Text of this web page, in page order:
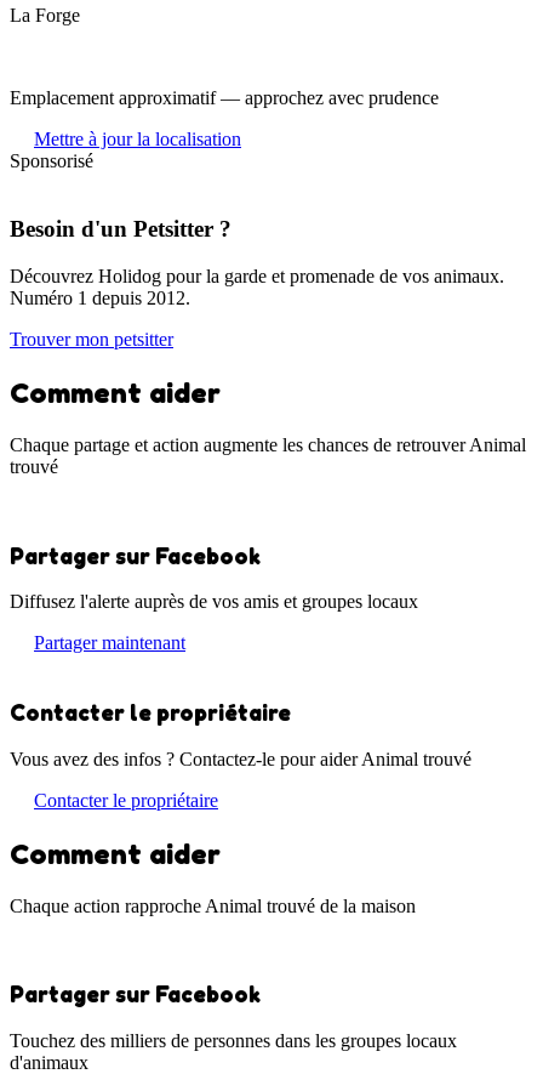
La Forge
Emplacement approximatif — approchez avec prudence
Mettre à jour la localisation
Sponsorisé
Besoin d'un Petsitter ?
Découvrez Holidog pour la garde et promenade de vos animaux.
Numéro 1 depuis 2012.
Trouver mon petsitter
Comment aider
Chaque partage et action augmente les chances de retrouver Animal
trouvé
Partager sur Facebook
Diffusez l'alerte auprès de vos amis et groupes locaux
Partager maintenant
Contacter le propriétaire
Vous avez des infos ? Contactez-le pour aider Animal trouvé
Contacter le propriétaire
Comment aider
Chaque action rapproche Animal trouvé de la maison
Partager sur Facebook
Touchez des milliers de personnes dans les groupes locaux
d'animaux